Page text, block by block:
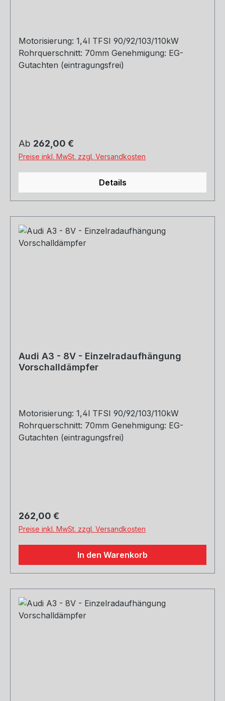
Motorisierung: 1,4l TFSI 90/92/103/110kW
Rohrquerschnitt: 70mm Genehmigung: EG-
Gutachten (eintragungsfrei)
Regulärer Preis:
Ab 262,00 €
Preise inkl. MwSt. zzgl. Versandkosten
Details
Audi A3 - 8V - Einzelradaufhängung
Vorschalldämpfer
Motorisierung: 1,4l TFSI 90/92/103/110kW
Rohrquerschnitt: 70mm Genehmigung: EG-
Gutachten (eintragungsfrei)
Regulärer Preis:
262,00 €
Preise inkl. MwSt. zzgl. Versandkosten
In den Warenkorb